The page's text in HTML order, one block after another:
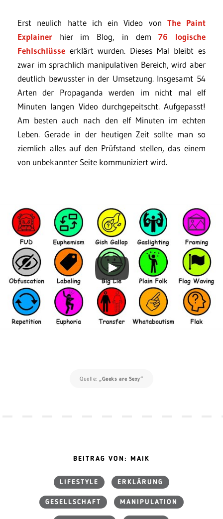
Erst neulich hatte ich ein Video von The Paint
Explainer hier im Blog, in dem76 logische
Fehlschlüsse erklärt wurden. Dieses Mal bleibt es
zwar im sprachlich manipulativen Bereich, wird aber
deutlich bewusster in der Umsetzung. Insgesamt 54
Arten der Propaganda werden im nicht mal elf
Minuten langen Video durchgepeitscht. Aufgepasst!
Am besten auch nach den elf Minuten im echten
Leben. Gerade in der heutigen Zeit sollte man so
ziemlich alles auf den Prüfstand stellen, das einem
von unbekannter Seite kommuniziert wird.
Quelle: „Geeks are Sexy“
BEITRAG VON: MAIK
LIFESTYLE ERKLÄRUNG
GESELLSCHAFT MANIPULATION